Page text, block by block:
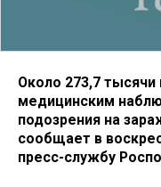
Около 273,7
медицинским
подозрения на
сообщает в
пресс-службу